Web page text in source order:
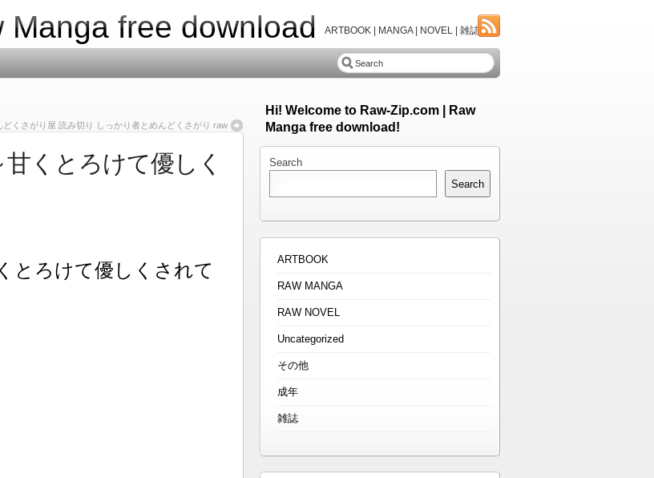
Manga free download ARTBOOK | MANGA | NOVEL | 雑誌
どくさがり屋 読み切り しっかり者とめんどくさがり raw
くとろけて優しく
とろけて優しくされて
Hi! Welcome to Raw-Zip.com | Raw
Manga free download!
Search
Search
ARTBOOK
RAW MANGA
RAW NOVEL
Uncategorized
その他
成年
雑誌